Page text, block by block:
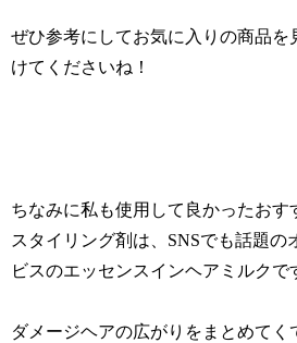
ぜひ参考にしてお気に入りの商品を
けてくださいね！
ちなみに私も使用して良かったおす
スタイリング剤は、SNSでも話題の
ビスのエッセンスインヘアミルクで
ダメージヘアの広がりをまとめてく